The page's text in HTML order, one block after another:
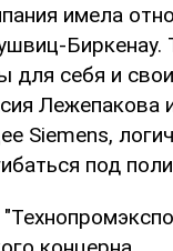
имела
Биркенау.
для себя и
Лежепакова
Siemens,
под